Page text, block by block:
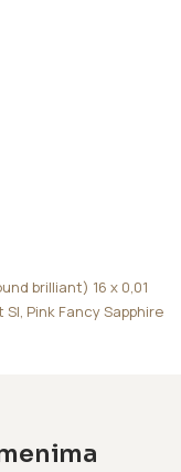
brilliant) 16 x 0,01
Pink Fancy Sapphire